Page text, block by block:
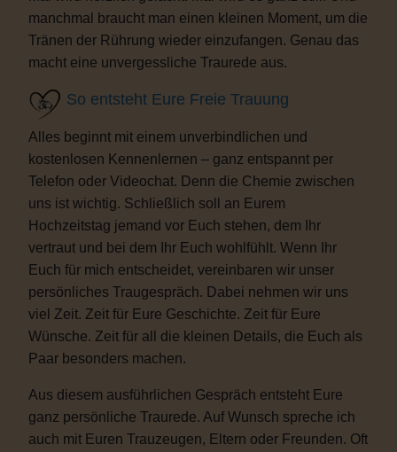
manchmal braucht man einen kleinen Moment, um die
Tränen der Rührung wieder einzufangen. Genau das
macht eine unvergessliche Traurede aus.
So entsteht Eure Freie Trauung
Alles beginnt mit einem unverbindlichen und
kostenlosen Kennenlernen – ganz entspannt per
Telefon oder Videochat. Denn die Chemie zwischen
uns ist wichtig. Schließlich soll an Eurem
Hochzeitstag jemand vor Euch stehen, dem Ihr
vertraut und bei dem Ihr Euch wohlfühlt. Wenn Ihr
Euch für mich entscheidet, vereinbaren wir unser
persönliches Traugespräch. Dabei nehmen wir uns
viel Zeit. Zeit für Eure Geschichte. Zeit für Eure
Wünsche. Zeit für all die kleinen Details, die Euch als
Paar besonders machen.
Aus diesem ausführlichen Gespräch entsteht Eure
ganz persönliche Traurede. Auf Wunsch spreche ich
auch mit Euren Trauzeugen, Eltern oder Freunden. Oft